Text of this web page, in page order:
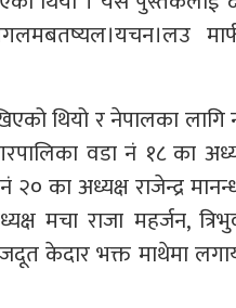
थियो र नेपालका लागि
वडा नं १८ का
का अध्यक्ष राजेन्द्र
मचा राजा महर्जन,
केदार भक्त माथेमा